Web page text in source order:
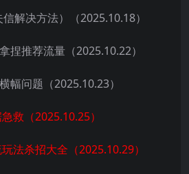
解决方法）（2025.10.18）
捏推荐流量（2025.10.22）
幅问题（2025.10.23）
救（2025.10.25）
法杀招大全（2025.10.29）